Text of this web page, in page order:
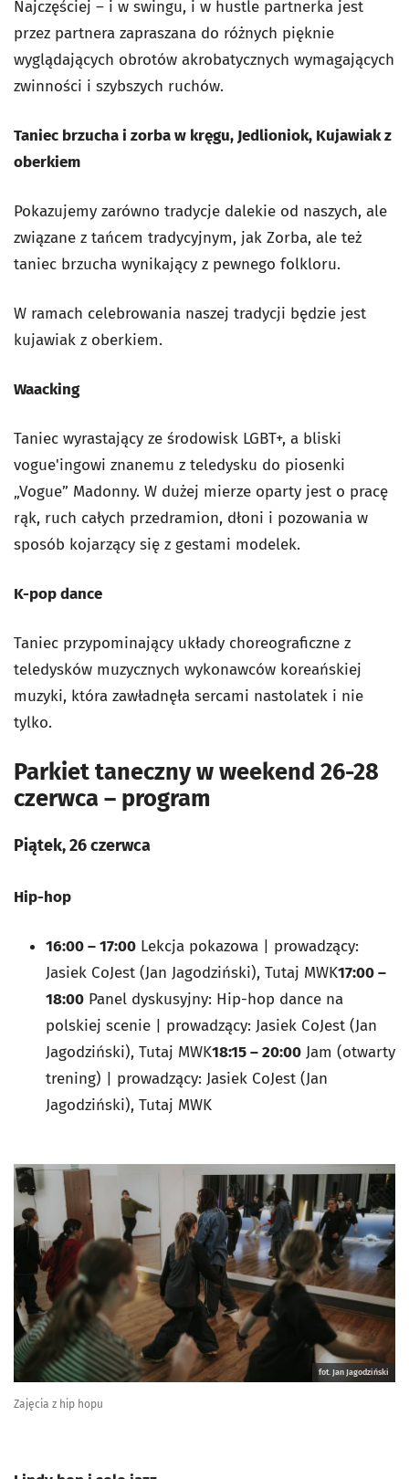
Najczęściej – i w swingu, i w hustle partnerka jest
przez partnera zapraszana do różnych pięknie
wyglądających obrotów akrobatycznych wymagających
zwinności i szybszych ruchów.
Taniec brzucha i zorba w kręgu, Jedlioniok, Kujawiak z
oberkiem
Pokazujemy zarówno tradycje dalekie od naszych, ale
związane z tańcem tradycyjnym, jak Zorba, ale też
taniec brzucha wynikający z pewnego folkloru.
W ramach celebrowania naszej tradycji będzie jest
kujawiak z oberkiem.
Waacking
Taniec wyrastający ze środowisk LGBT+, a bliski
vogue'ingowi znanemu z teledysku do piosenki
„Vogue” Madonny. W dużej mierze oparty jest o pracę
rąk, ruch całych przedramion, dłoni i pozowania w
sposób kojarzący się z gestami modelek.
K-pop dance
Taniec przypominający układy choreograficzne z
teledysków muzycznych wykonawców koreańskiej
muzyki, która zawładnęła sercami nastolatek i nie
tylko.
Parkiet taneczny w weekend 26-28
czerwca – program
Piątek, 26 czerwca
Hip-hop
16:00 – 17:00 Lekcja pokazowa | prowadzący:
Jasiek CoJest (Jan Jagodziński), Tutaj MWK17:00 –
18:00 Panel dyskusyjny: Hip-hop dance na
polskiej scenie | prowadzący: Jasiek CoJest (Jan
Jagodziński), Tutaj MWK18:15 – 20:00 Jam (otwarty
trening) | prowadzący: Jasiek CoJest (Jan
Jagodziński), Tutaj MWK
fot. Jan Jagodziński
Zajęcia z hip hopu